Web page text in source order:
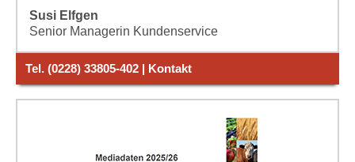
Susi Elfgen
Senior Managerin Kundenservice
Tel. (0228) 33805-402 | Kontakt